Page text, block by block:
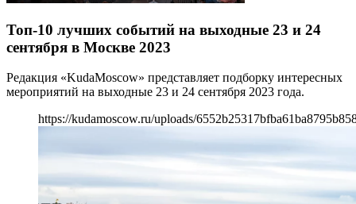
Топ-10 лучших событий на выходные 23 и 24
сентября в Москве 2023
Редакция «KudaMoscow» представляет подборку интересных
мероприятий на выходные 23 и 24 сентября 2023 года.
https://kudamoscow.ru/uploads/